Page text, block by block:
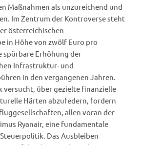
Maßnahmen als unzureichend und
Im Zentrum der Kontroverse steht
österreichischen
in Höhe von zwölf Euro pro
spürbare Erhöhung der
Infrastruktur- und
in den vergangenen Jahren.
versucht, über gezielte finanzielle
Härten abzufedern, fordern
allen voran der
Ryanair, eine fundamentale
Das Ausbleiben